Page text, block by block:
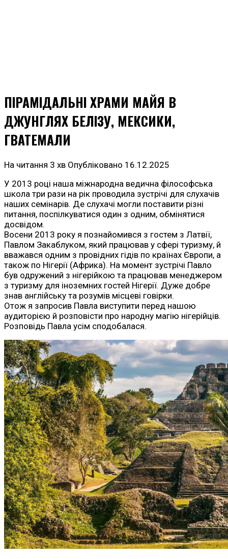
ПІРАМІДАЛЬНІ ХРАМИ МАЙЯ В
ДЖУНГЛЯХ БЕЛІЗУ, МЕКСИКИ,
ГВАТЕМАЛИ
На читання 3 хв Опубліковано 16.12.2025
У 2013 році наша міжнародна ведична філософська
школа три рази на рік проводила зустрічі для слухачів
наших семінарів. Де слухачі могли поставити різні
питання, поспілкуватися один з одним, обмінятися
досвідом.
Восени 2013 року я познайомився з гостем з Латвії,
Павлом Закаблуком, який працював у сфері туризму, й
вважався одним з провідних гідів по країнах Європи, а
також по Нігерії (Африка). На момент зустрічі Павло
був одружений з нігерійкою та працював менеджером
з туризму для іноземних гостей Нігерії. Дуже добре
знав англійську та розумів місцеві говірки.
Отож я запросив Павла виступити перед нашою
аудиторією й розповісти про народну магію нігерійців.
Розповідь Павла усім сподобалася.